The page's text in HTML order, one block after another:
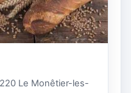
Le Monêtier-les-